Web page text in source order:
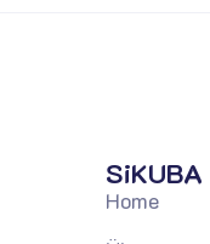
SiKUBA
Home